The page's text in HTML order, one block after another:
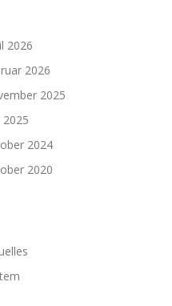
2026
2026
2025
2025
2024
2020